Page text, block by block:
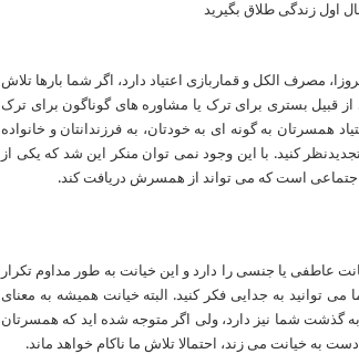
مصرف الکل و قماربازی اعتیاد دارد، اگر شما بارها تلاش
از قبیل بستری برای ترک یا مشاوره های گوناگون برای ترک
همسرتان به گونه ای به خودتان، به فرزندانتان و خانواده
کنید. با این وجود نمی توان منکر این شد که یکی از
است که می تواند از همسرش دریافت کند.
عاطفی یا جنسی را دارد و این خیانت به طور مداوم تکرار
به جدایی فکر کنید. البته خیانت همیشه به معنای
گذشت شما نیز دارد، ولی اگر متوجه شده اید که همسرتان
به خیانت می زند، احتمالا تلاش ما ناکام خواهد ماند.